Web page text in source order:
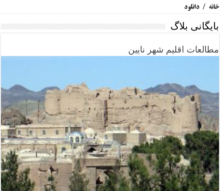
خانه / دانلود
بایگانی بلاگ
مطالعات اقلیم شهر نایین